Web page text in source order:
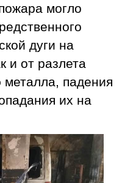
могло
дуги на
и от разлета
металла, падения
их на